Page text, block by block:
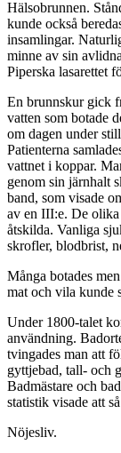
Hälsobrunnen.
kunde också
insamlingar.
minne av sin
Piperska lasarettet
En brunnskur gick
vatten som botade
om dagen under
Patienterna
vattnet i koppar.
genom sin järnhalt
band, som visade
av en III:e. De olika
åtskilda. Vanliga
skrofler, blodbrist,
Många botades
mat och vila kunde
Under 1800-talet
användning.
tvingades man att
gyttjebad, tall- och
Badmästare och
statistik visade att
Nöjesliv.